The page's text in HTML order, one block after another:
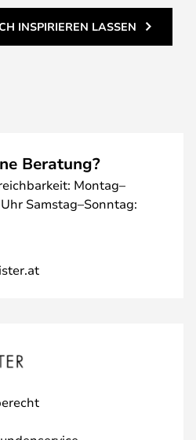
INSPIRIEREN LASSEN
Beratung?
Montag–
Samstag–Sonntag: